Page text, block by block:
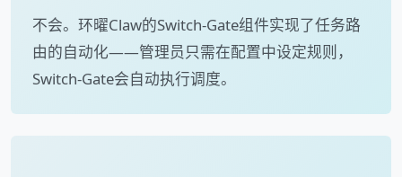
不会。环曜Claw的Switch-Gate组件实现了任务路
由的自动化——管理员只需在配置中设定规则，
Switch-Gate会自动执行调度。